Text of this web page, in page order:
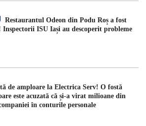
Restaurantul Odeon din Podu Roș a fost
Inspectorii ISU Iași au descoperit probleme
de amploare la Electrica Serv! O fostă
este acuzată că și-a virat milioane din
în conturile personale